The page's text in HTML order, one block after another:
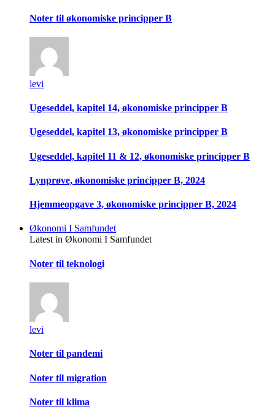
Noter til økonomiske principper B
levi
Ugeseddel, kapitel 14, økonomiske principper B
Ugeseddel, kapitel 13, økonomiske principper B
Ugeseddel, kapitel 11 & 12, økonomiske principper B
Lynprøve, økonomiske principper B, 2024
Hjemmeopgave 3, økonomiske principper B, 2024
Økonomi I Samfundet
Latest in Økonomi I Samfundet
Noter til teknologi
levi
Noter til pandemi
Noter til migration
Noter til klima